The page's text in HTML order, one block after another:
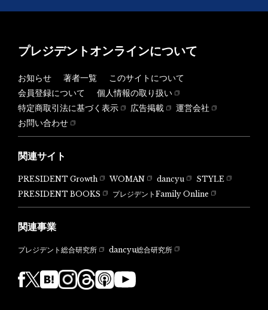
プレジデントオンラインについて
お知らせ 著者一覧
このサイトについて
会員登録について
個人情報の取り扱い
特定商取引法に基づく表示
広告掲載
運営会社
お問い合わせ
関連サイト
PRESIDENT Growth WOMAN dancyu
STYLE
PRESIDENT BOOKS
プレジデントFamily Online
関連事業
プレジデント総合研究所 dancyu総合研究所